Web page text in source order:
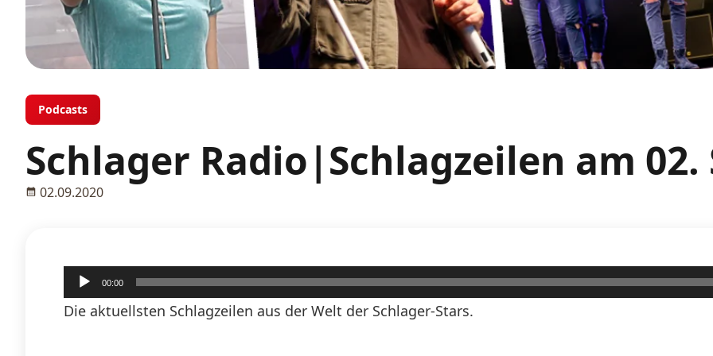
Podcasts
Schlager Radio|Schlagzeilen am 02.
02.09.2020
Audio-
Player
00:00
Die aktuellsten Schlagzeilen aus der Welt der Schlager-Stars.